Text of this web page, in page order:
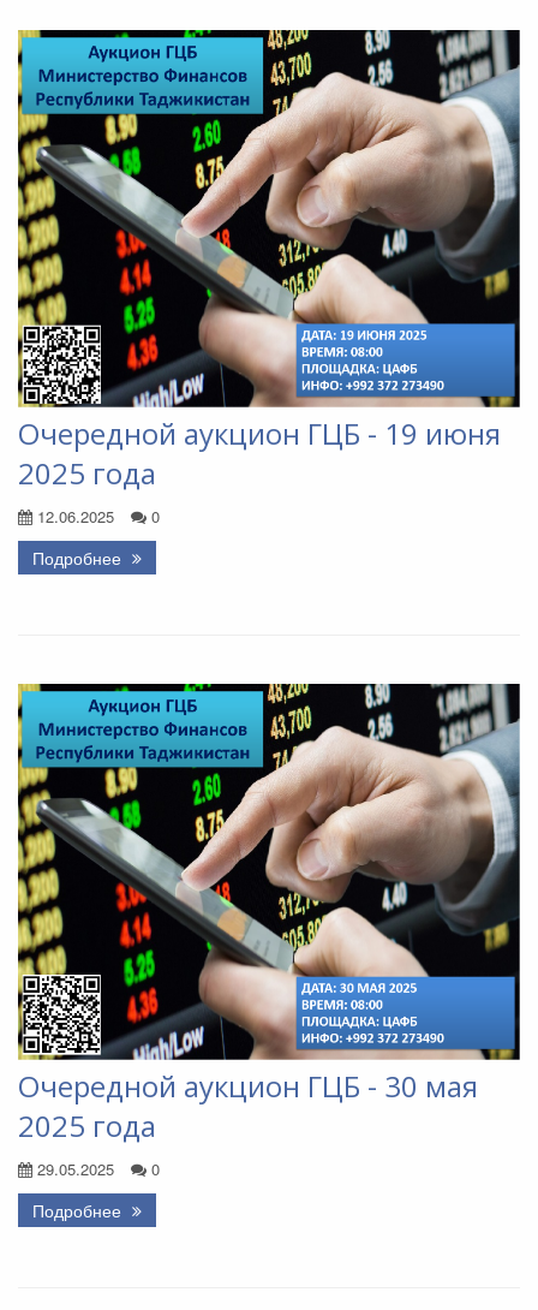
Очередной аукцион ГЦБ - 19 июня
2025 года
12.06.2025 0
Подробнее
Очередной аукцион ГЦБ - 30 мая
2025 года
29.05.2025 0
Подробнее